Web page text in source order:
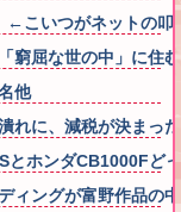
←こいつがネットの
窮屈な世の中」に
他
れに、減税が決ま
とホンダCB1000Fど
ィングが富野作品の